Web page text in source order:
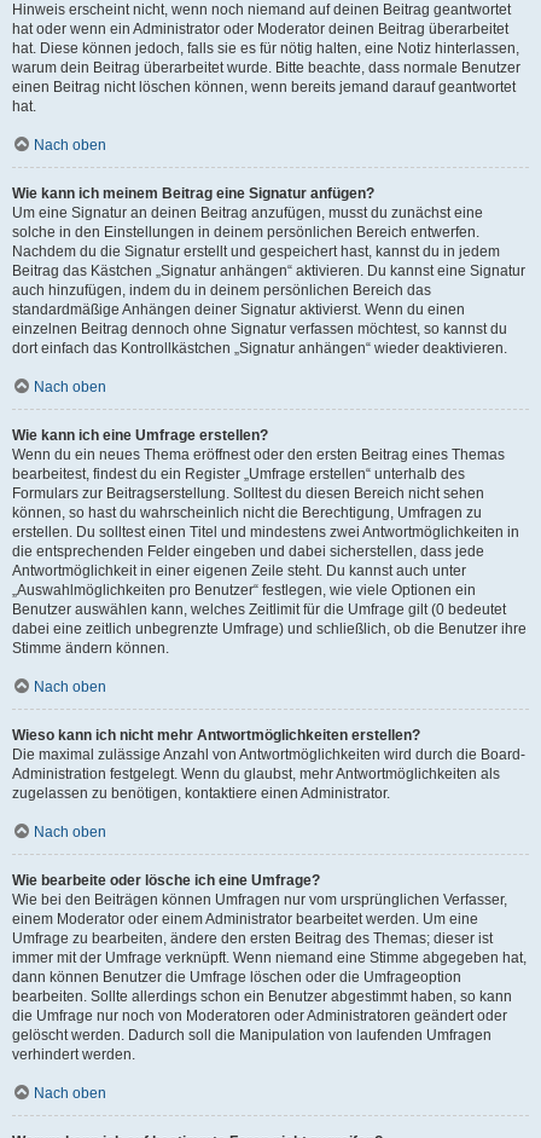
Hinweis erscheint nicht, wenn noch niemand auf deinen Beitrag geantwortet
hat oder wenn ein Administrator oder Moderator deinen Beitrag überarbeitet
hat. Diese können jedoch, falls sie es für nötig halten, eine Notiz hinterlassen,
warum dein Beitrag überarbeitet wurde. Bitte beachte, dass normale Benutzer
einen Beitrag nicht löschen können, wenn bereits jemand darauf geantwortet
hat.
Nach oben
Wie kann ich meinem Beitrag eine Signatur anfügen?
Um eine Signatur an deinen Beitrag anzufügen, musst du zunächst eine
solche in den Einstellungen in deinem persönlichen Bereich entwerfen.
Nachdem du die Signatur erstellt und gespeichert hast, kannst du in jedem
Beitrag das Kästchen „Signatur anhängen“ aktivieren. Du kannst eine Signatur
auch hinzufügen, indem du in deinem persönlichen Bereich das
standardmäßige Anhängen deiner Signatur aktivierst. Wenn du einen
einzelnen Beitrag dennoch ohne Signatur verfassen möchtest, so kannst du
dort einfach das Kontrollkästchen „Signatur anhängen“ wieder deaktivieren.
Nach oben
Wie kann ich eine Umfrage erstellen?
Wenn du ein neues Thema eröffnest oder den ersten Beitrag eines Themas
bearbeitest, findest du ein Register „Umfrage erstellen“ unterhalb des
Formulars zur Beitragserstellung. Solltest du diesen Bereich nicht sehen
können, so hast du wahrscheinlich nicht die Berechtigung, Umfragen zu
erstellen. Du solltest einen Titel und mindestens zwei Antwortmöglichkeiten in
die entsprechenden Felder eingeben und dabei sicherstellen, dass jede
Antwortmöglichkeit in einer eigenen Zeile steht. Du kannst auch unter
„Auswahlmöglichkeiten pro Benutzer“ festlegen, wie viele Optionen ein
Benutzer auswählen kann, welches Zeitlimit für die Umfrage gilt (0 bedeutet
dabei eine zeitlich unbegrenzte Umfrage) und schließlich, ob die Benutzer ihre
Stimme ändern können.
Nach oben
Wieso kann ich nicht mehr Antwortmöglichkeiten erstellen?
Die maximal zulässige Anzahl von Antwortmöglichkeiten wird durch die Board-
Administration festgelegt. Wenn du glaubst, mehr Antwortmöglichkeiten als
zugelassen zu benötigen, kontaktiere einen Administrator.
Nach oben
Wie bearbeite oder lösche ich eine Umfrage?
Wie bei den Beiträgen können Umfragen nur vom ursprünglichen Verfasser,
einem Moderator oder einem Administrator bearbeitet werden. Um eine
Umfrage zu bearbeiten, ändere den ersten Beitrag des Themas; dieser ist
immer mit der Umfrage verknüpft. Wenn niemand eine Stimme abgegeben hat,
dann können Benutzer die Umfrage löschen oder die Umfrageoption
bearbeiten. Sollte allerdings schon ein Benutzer abgestimmt haben, so kann
die Umfrage nur noch von Moderatoren oder Administratoren geändert oder
gelöscht werden. Dadurch soll die Manipulation von laufenden Umfragen
verhindert werden.
Nach oben